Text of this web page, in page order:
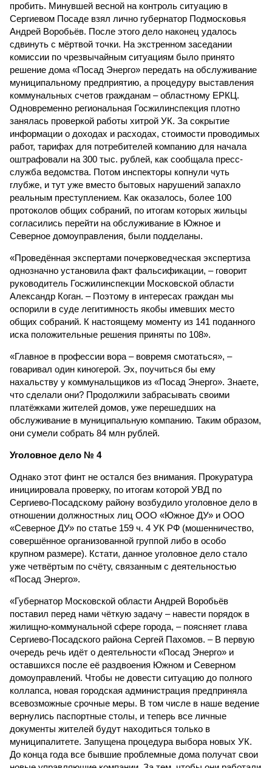
пробить. Минувшей весной на контроль ситуацию в
Сергиевом Посаде взял лично губернатор Подмосковья
Андрей Воробьёв. После этого дело наконец удалось
сдвинуть с мёртвой точки. На экстренном заседании
комиссии по чрезвычайным ситуациям было принято
решение дома «Посад Энерго» передать на обслуживание
муниципальному предприятию, а процедуру выставления
коммунальных счетов гражданам – областному ЕРКЦ.
Одновременно региональная Госжилинспекция плотно
занялась проверкой работы хитрой УК. За сокрытие
информации о доходах и расходах, стоимости проводимых
работ, тарифах для потребителей компанию для начала
оштрафовали на 300 тыс. рублей, как сообщала пресс-
служба ведомства. Потом инспекторы копнули чуть
глубже, и тут уже вместо бытовых нарушений запахло
реальным преступлением. Как оказалось, более 100
протоколов общих собраний, по итогам которых жильцы
согласились перейти на обслуживание в Южное и
Северное домоуправления, были подделаны.
«Проведённая экспертами почерковедческая экспертиза
однозначно установила факт фальсификации, – говорит
руководитель Госжилинспекции Московской области
Александр Коган. – Поэтому в интересах граждан мы
оспорили в суде легитимность якобы имевших место
общих собраний. К настоящему моменту из 141 поданного
иска положительные решения приняты по 108».
«Главное в профессии вора – вовремя смотаться», –
говаривал один киногерой. Эх, поучиться бы ему
нахальству у коммунальщиков из «Посад Энерго». Знаете,
что сделали они? Продолжили забрасывать своими
платёжками жителей домов, уже перешедших на
обслуживание в муниципальную компанию. Таким образом,
они сумели собрать 84 млн рублей.
Уголовное дело № 4
Однако этот финт не остался без внимания. Прокуратура
инициировала проверку, по итогам которой УВД по
Сергиево-Посадскому району возбудило уголовное дело в
отношении должностных лиц ООО «Южное ДУ» и ООО
«Северное ДУ» по статье 159 ч. 4 УК РФ (мошенничество,
совершённое организованной группой либо в особо
крупном размере). Кстати, данное уголовное дело стало
уже четвёртым по счёту, связанным с деятельностью
«Посад Энерго».
«Губернатор Московской области Андрей Воробьёв
поставил перед нами чёткую задачу – навести порядок в
жилищно-коммунальной сфере города, – поясняет глава
Сергиево-Посадского района Сергей Пахомов. – В первую
очередь речь идёт о деятельности «Посад Энерго» и
оставшихся после её раздвоения Южном и Северном
домоуправлений. Чтобы не довести ситуацию до полного
коллапса, новая городская администрация предприняла
всевозможные срочные меры. В том числе в наше ведение
вернулись паспортные столы, и теперь все личные
документы жителей будут находиться только в
муниципалитете. Запущена процедура выбора новых УК.
До конца года все бывшие проблемные дома получат свои